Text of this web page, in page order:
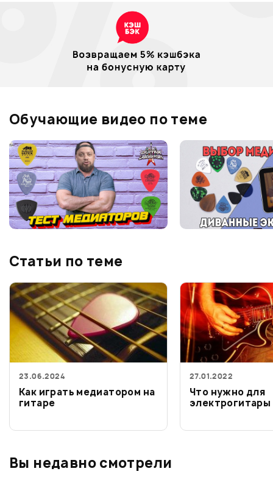
Обучающие видео по теме
Статьи по теме
23.06.2024
Как играть медиатором на
гитаре
27.01.2022
Что нужно для
электрогитары
Вы недавно смотрели